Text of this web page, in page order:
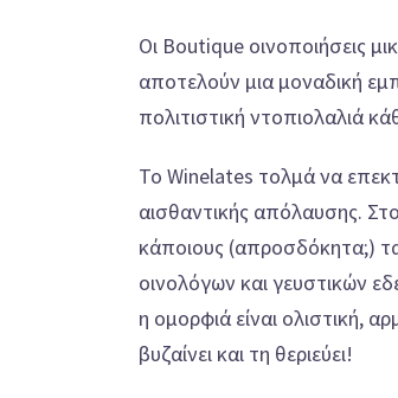
Οι Boutique οινοποιήσεις
αποτελούν μια μοναδική
πολιτιστική ντοπιολαλιά
Το Winelates τολμά να
αισθαντικής απόλαυσης.
κάποιους (απροσδόκητα;)
οινολόγων και γευστικών
η ομορφιά είναι ολιστική,
βυζαίνει και τη θεριεύει!